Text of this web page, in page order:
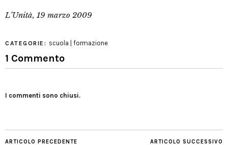
L’Unità, 19 marzo 2009
CATEGORIE: scuola | formazione
1 Commento
I commenti sono chiusi.
ARTICOLO PRECEDENTE ARTICOLO SUCCESSIVO